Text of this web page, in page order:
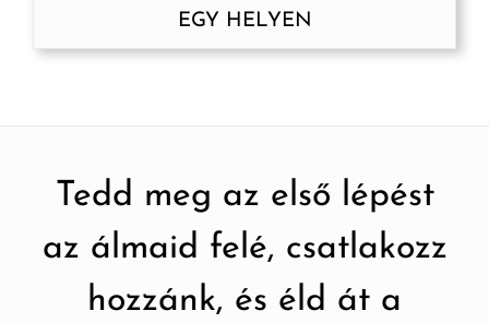
EGY HELYEN
Tedd meg az első lépést
az álmaid felé, csatlakozz
hozzánk, és éld át a